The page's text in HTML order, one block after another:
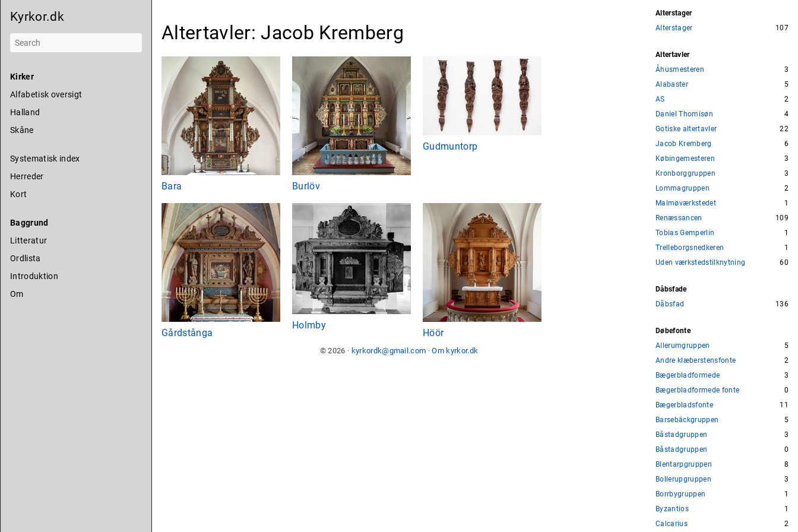
Kyrkor.dk
Kirker
Alfabetisk oversigt
Halland
Skåne
Systematisk index
Herreder
Kort
Baggrund
Litteratur
Ordlista
Introduktion
Om
Altertavler: Jacob Kremberg
Bara Burlöv
Gudmuntorp
Gårdstånga
Holmby
Höör
© 2026 · kyrkordk@gmail.com ·Om kyrkor.dk
Alterstager
Alterstager
107
Altertavler
Åhusmesteren
3
Alabaster
5
AS
2
Daniel Thomisøn
4
Gotiske altertavler
22
Jacob Kremberg
6
Købingemesteren
3
Kronborggruppen
3
Lommagruppen
2
Malmøværkstedet
1
Renæssancen
109
Tobias Gemperlin
1
Trelleborgsnedkeren
1
Uden værkstedstilknytning
60
Dåbsfade
Dåbsfad
136
Døbefonte
Allerumgruppen
5
Andre klæberstensfonte
2
Bægerbladformede
3
Bægerbladformede fonte
0
Bægerbladsfonte
11
Barsebäckgruppen
5
Båstadgruppen
3
Båstadgruppen
0
Blentarpgruppen
8
Bollerupgruppen
3
Borrbygruppen
1
Byzantios
1
Calcarius
2